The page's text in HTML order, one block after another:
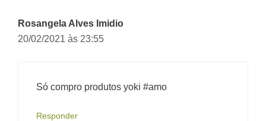
Rosangela Alves Imidio
20/02/2021 às 23:55
Só compro produtos yoki #amo
Responder